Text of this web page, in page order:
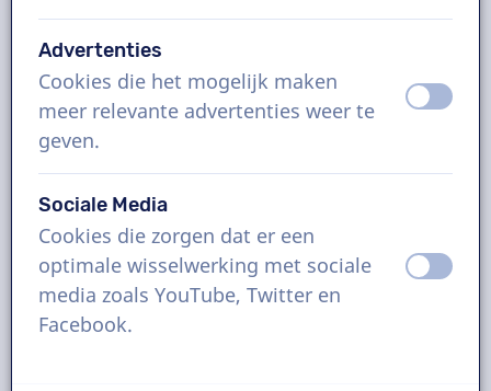
Vlaamse voice-overs, IVR
telefoonboodschappen, man en
vrouw
Boek de perfecte Vlaamse voice-over in
enkele klikken of vraag een gratis demo aan.
De meeste voice-overs leveren binnen 24
uur of sneller. Zodra je bestelling geplaatst is
heb je rechtstreeks contact via de chatbox
Advertenties
Cookies die het mogelijk maken
meer relevante advertenties weer te
geven.
uit aan
Sociale Media
Cookies die zorgen dat er een
optimale wisselwerking met sociale
media zoals YouTube, Twitter en
Facebook.
uit aan